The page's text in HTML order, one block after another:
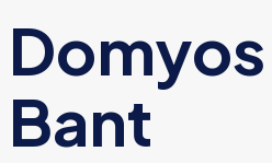
Domyos
Bant